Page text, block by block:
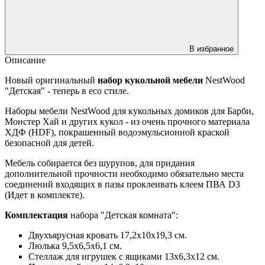
В избранное
Описание
Новый оригинальный набор кукольной мебели NestWood
"Детская" - теперь в есо стиле.
Наборы мебели NestWood для кукольных домиков для Барби,
Монстер Хай и других кукол - из очень прочного материала
ХДФ (HDF), покрашенный водоэмульсионной краской
безопасной для детей.
Мебель собирается без шурупов, для придания
дополнительной прочности необходимо обязательно места
соединений входящих в пазы проклеивать клеем ПВА D3
(Идет в комплекте).
Комплектация набора "Детская комната":
Двухъярусная кровать 17,2х10х19,3 см.
Люлька 9,5х6,5х6,1 см.
Стеллаж для игрушек с ящиками 13х6,3х12 см.